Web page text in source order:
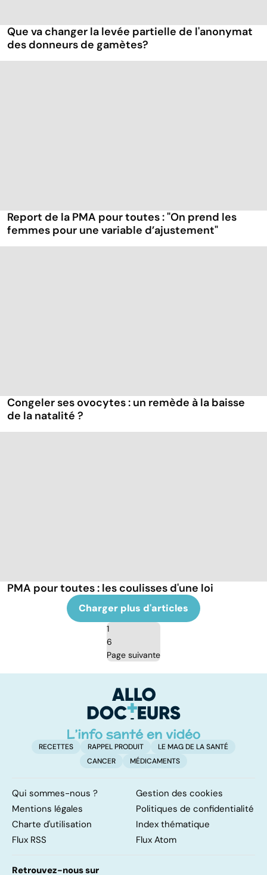
Que va changer la levée partielle de l'anonymat
des donneurs de gamètes?
Report de la PMA pour toutes : "On prend les
femmes pour une variable d’ajustement"
Congeler ses ovocytes : un remède à la baisse
de la natalité ?
PMA pour toutes : les coulisses d'une loi
Charger plus d'articles
1
6
Page suivante
RECETTES RAPPEL PRODUIT
LE MAG DE LA SANTÉ
CANCER
MÉDICAMENTS
Qui sommes-nous ?
Gestion des cookies
Mentions légales
Politiques de confidentialité
Charte d'utilisation
Index thématique
Flux RSS
Flux Atom
Retrouvez-nous sur